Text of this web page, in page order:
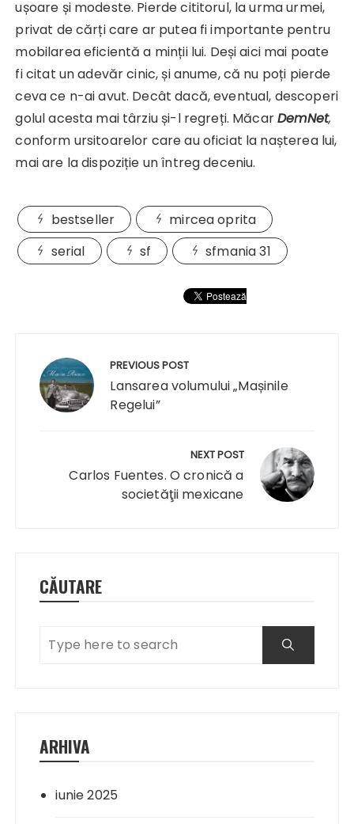
ușoare și modeste. Pierde cititorul, la urma urmei,
privat de cărți care ar putea fi importante pentru
mobilarea eficientă a minții lui. Deși aici mai poate
fi citat un adevăr cinic, și anume, că nu poți pierde
ceva ce n-ai avut. Decât dacă, eventual, descoperi
golul acesta mai târziu și-l regreți. MăcarDemNet,
conform ursitoarelor care au oficiat la nașterea lui,
mai are la dispoziție un întreg deceniu.
bestseller
mircea oprita
serial
sf sfmania 31
articole
PREVIOUS POST
Lansarea volumului „Mașinile
Regelui”
NEXT POST
Carlos Fuentes. O cronică a
societăţii mexicane
CĂUTARE
ARHIVA
iunie 2025